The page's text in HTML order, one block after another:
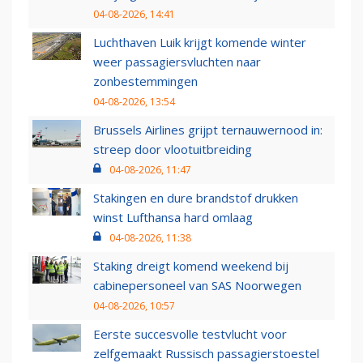
04-08-2026, 14:41
Luchthaven Luik krijgt komende winter
weer passagiersvluchten naar
zonbestemmingen
04-08-2026, 13:54
Brussels Airlines grijpt ternauwernood in:
streep door vlootuitbreiding
04-08-2026, 11:47
Stakingen en dure brandstof drukken
winst Lufthansa hard omlaag
04-08-2026, 11:38
Staking dreigt komend weekend bij
cabinepersoneel van SAS Noorwegen
04-08-2026, 10:57
Eerste succesvolle testvlucht voor
zelfgemaakt Russisch passagierstoestel